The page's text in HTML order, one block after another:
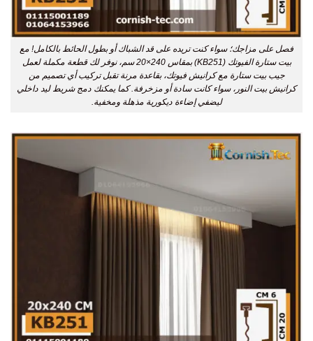
فصل على مزاجك؛ سواء كنت تريده على قد الشباك أو بطول الحائط بالكامل! مع
بيت ستارة الفيوتك (KB251) بمقاس 240×20 سم، نوفر لك قطعة مكملة لعمل
جيب بيت ستارة مع كرانيش فيوتك، بقاعدة مرنة تقبل تركيب أي تصميم من
كرانيش بيت النور، سواء كانت سادة أو مزخرفة. كما يمكنك دمج شريط ليد داخلي
ليضفي إضاءة ديكورية مذهلة ومخفية.